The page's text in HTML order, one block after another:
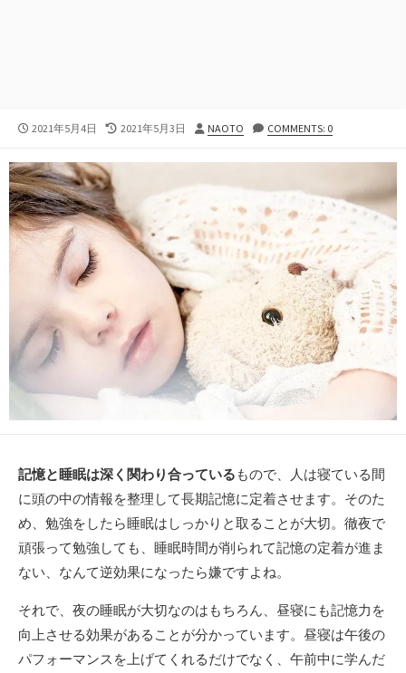
公
日
2021年5月4日
最
更
2021年5月3日
投
者
NAOTO COMMENTS: 0
記憶と睡眠は深く関わり合っている もので、人は寝ている間
に頭の中の情報を整理して長期記憶に定着させます。そのた
め、勉強をしたら睡眠はしっかりと取ることが大切。徹夜で
頑張って勉強しても、睡眠時間が削られて記憶の定着が進ま
ない、なんて逆効果になったら嫌ですよね。
それで、夜の睡眠が大切なのはもちろん、昼寝にも記憶力を
向上させる効果があることが分かっています。昼寝は午後の
パフォーマンスを上げてくれるだけでなく、午前中に学んだ